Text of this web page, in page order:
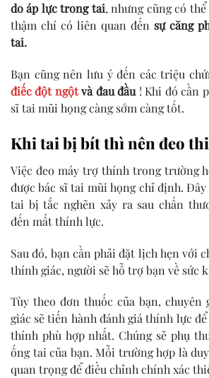
do áp lực trong tai, nhưng cũng có
thậm chí có liên quan đến sự căng
tai.
Bạn cũng nên lưu ý đến các triệu
điếc đột ngộtvà đau đầu ! Khi đó cần
sĩ tai mũi họng càng sớm càng tốt.
Khi tai bị bít thì nên đeo
Việc đeo máy trợ thính trong trường
được bác sĩ tai mũi họng chỉ định.
tai bị tắc nghẽn xảy ra sau chấn
đến mất thính lực.
Sau đó, bạn cần phải đặt lịch hẹn với
thính giác, người sẽ hỗ trợ bạn về sức
Tùy theo đơn thuốc của bạn, chuyên
giác sẽ tiến hành đánh giá thính lực
thính phù hợp nhất. Chúng sẽ phụ
ống tai của bạn. Mỗi trường hợp là
quan trọng để điều chỉnh chính xác